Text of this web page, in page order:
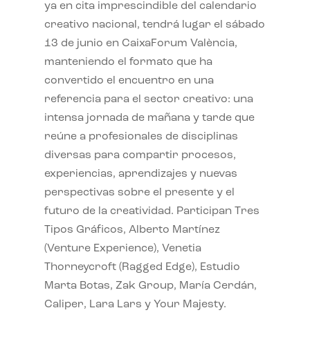
ya en cita imprescindible del calendario
creativo nacional, tendrá lugar el sábado
13 de junio en CaixaForum València,
manteniendo el formato que ha
convertido el encuentro en una
referencia para el sector creativo: una
intensa jornada de mañana y tarde que
reúne a profesionales de disciplinas
diversas para compartir procesos,
experiencias, aprendizajes y nuevas
perspectivas sobre el presente y el
futuro de la creatividad. Participan Tres
Tipos Gráficos, Alberto Martínez
(Venture Experience), Venetia
Thorneycroft (Ragged Edge), Estudio
Marta Botas, Zak Group, María Cerdán,
Caliper, Lara Lars y Your Majesty.